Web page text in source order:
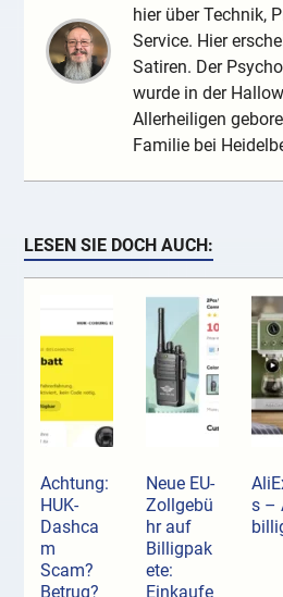
hier über Technik,
Service. Hier
Satiren. Der
wurde in der
Allerheiligen
Familie bei
LESEN SIE DOCH AUCH:
Achtung:
HUK-
Dashca
m
Scam?
Betrug?
Neue EU-
Zollgebü
hr auf
Billigpak
ete:
Einkaufe
s –